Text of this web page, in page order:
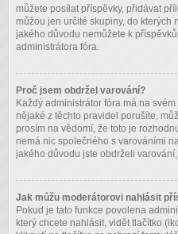
můžete posílat příspěvky, přidávat
můžou jen určité skupiny, do kterých
jakého důvodu nemůžete k
administrátora fóra.
Proč jsem obdržel varování?
Každý administrátor fóra má na
nějaké z těchto pravidel porušíte,
prosím na vědomí, že toto je
nemá nic společného s varováními
jakého důvodu jste obdrželi
Jak můžu moderátorovi nahlásit
Pokud je tato funkce povolena
který chcete nahlásit, vidět tlačítko